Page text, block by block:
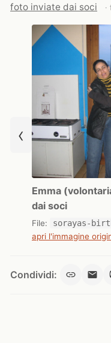
foto inviate dai soci
‹
Emma
dai soci
File: sorayas-
apri l'immagine
Condividi: